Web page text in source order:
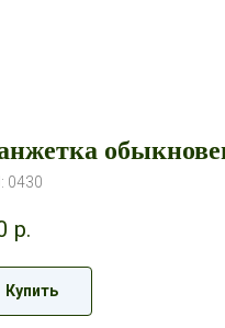
0430
р.
Купить